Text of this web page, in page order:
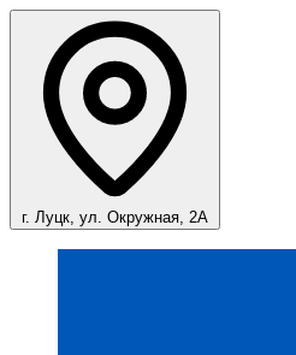
г. Луцк, ул. Окружная, 2А